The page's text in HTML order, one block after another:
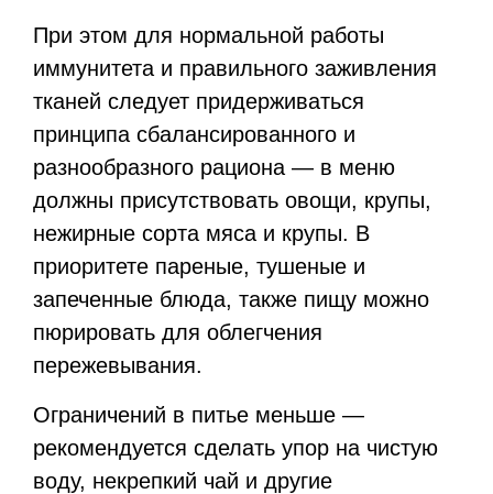
При этом для нормальной работы
иммунитета и правильного заживления
тканей следует придерживаться
принципа сбалансированного и
разнообразного рациона — в меню
должны присутствовать овощи, крупы,
нежирные сорта мяса и крупы. В
приоритете пареные, тушеные и
запеченные блюда, также пищу можно
пюрировать для облегчения
пережевывания.
Ограничений в питье меньше —
рекомендуется сделать упор на чистую
воду, некрепкий чай и другие